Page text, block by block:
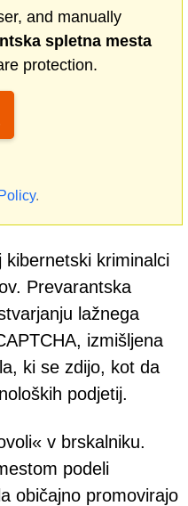
and manually
spletna mesta
protection.
.
kriminalci
Prevarantska
lažnega
izmišljena
ki se zdijo, kot da
podjetij.
v brskalniku.
podeli
običajno promovirajo